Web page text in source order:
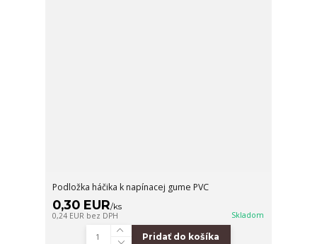
Podložka háčika k napínacej gume PVC
0,30 EUR/ks
0,24 EUR bez DPH Skladom
Pridať do košíka